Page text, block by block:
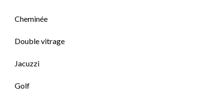
Cheminée
Double vitrage
Jacuzzi
Golf